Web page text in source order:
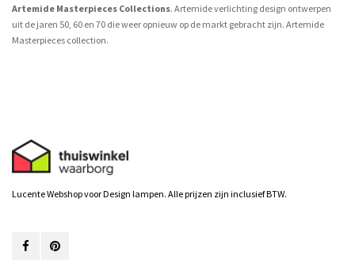
Artemide Masterpieces Collections. Artemide verlichting design ontwerpen
uit de jaren 50, 60 en 70 die weer opnieuw op de markt gebracht zijn. Artemide
Masterpieces collection.
Lucente Webshop voor Design lampen. Alle prijzen zijn inclusief BTW.